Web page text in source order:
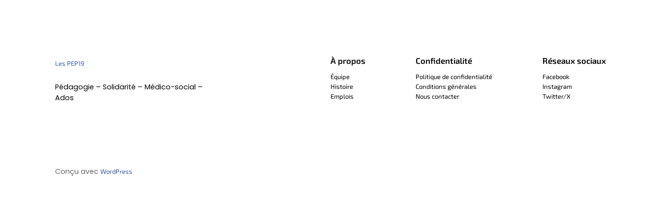
Les PEP19
Pédagogie – Solidarité – Médico-social –
Ados
À propos
Équipe
Histoire
Emplois
Confidentialité
Politique de confidentialité
Conditions générales
Nous contacter
Réseaux sociaux
Facebook
Instagram
Twitter/X
Conçu avec WordPress